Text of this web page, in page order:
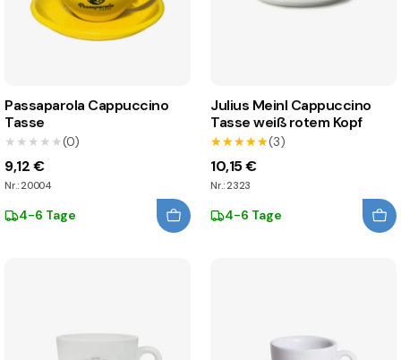
Passaparola Cappuccino
Tasse
★★★★★
★★★★★(0)
9,12 €
Nr.: 20004
4-6 Tage
Julius Meinl Cappuccino
Tasse weiß rotem Kopf
★★★★★
★★★★★(3)
10,15 €
Nr.: 2323
4-6 Tage